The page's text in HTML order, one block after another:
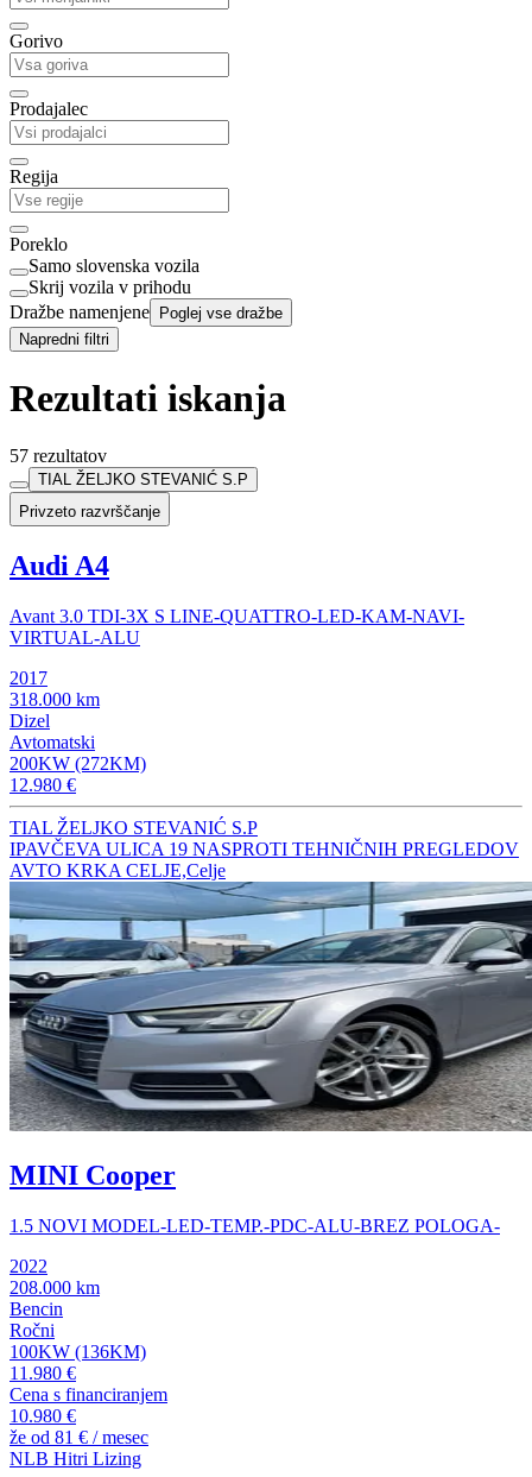
Gorivo
Prodajalec
Regija
Poreklo
Samo slovenska vozila
Skrij vozila v prihodu
Dražbe namenjene Poglej vse dražbe
Napredni filtri
Rezultati iskanja
57 rezultatov
TIAL ŽELJKO STEVANIĆ S.P
Privzeto razvrščanje
Audi A4
Avant 3.0 TDI-3X S LINE-QUATTRO-LED-KAM-NAVI-
VIRTUAL-ALU
2017
318.000 km
Dizel
Avtomatski
200KW (272KM)
12.980 €
TIAL ŽELJKO STEVANIĆ S.P
IPAVČEVA ULICA 19 NASPROTI TEHNIČNIH PREGLEDOV
AVTO KRKA CELJE,Celje
MINI Cooper
1.5 NOVI MODEL-LED-TEMP.-PDC-ALU-BREZ POLOGA-
2022
208.000 km
Bencin
Ročni
100KW (136KM)
11.980 €
Cena s financiranjem
10.980 €
že od 81 € / mesec
NLB Hitri Lizing